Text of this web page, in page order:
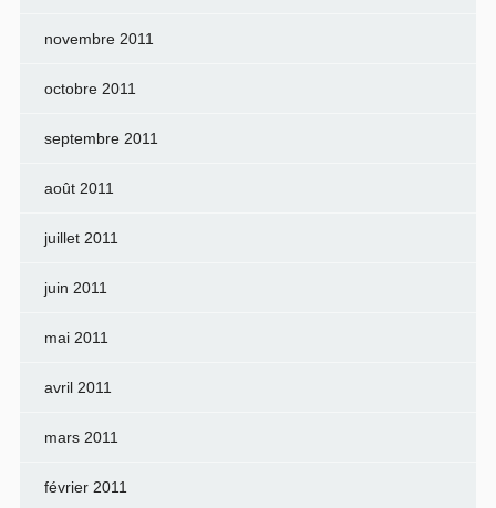
novembre 2011
octobre 2011
septembre 2011
août 2011
juillet 2011
juin 2011
mai 2011
avril 2011
mars 2011
février 2011